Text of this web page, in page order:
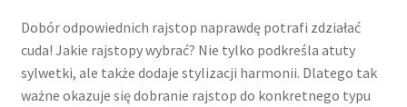
Dobór odpowiednich rajstop naprawdę potrafi zdziałać
cuda! Jakie rajstopy wybrać? Nie tylko podkreśla atuty
sylwetki, ale także dodaje stylizacji harmonii. Dlatego tak
ważne okazuje się dobranie rajstop do konkretnego typu